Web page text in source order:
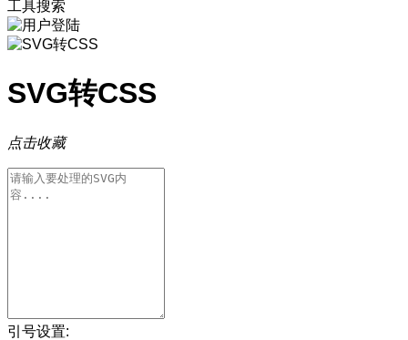
工具搜索
SVG转CSS
点击收藏
引号设置: